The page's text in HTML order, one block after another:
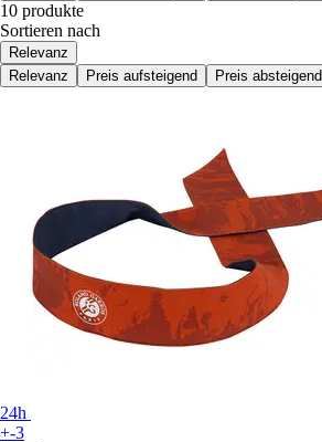
10 produkte
Sortieren nach
Relevanz
Relevanz
Preis aufsteigend Preis absteigend
24h
+-3